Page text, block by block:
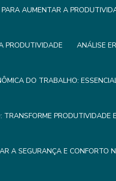
AUMENTAR A
PRODUTIVIDADE ANÁLISE
DO TRABALHO:
PRODUTIVIDADE
A SEGURANÇA E CONFORTO